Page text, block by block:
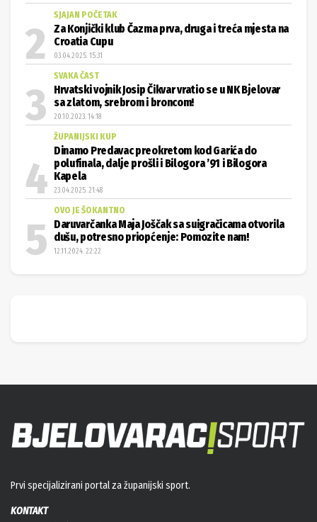
SJAJAN POČETAK
Za Konjički klub Čazma prva, druga i treća mjesta na
Croatia Cupu
03.04.2025. 15:31
SVAKA ČAST
Hrvatski vojnik Josip Čikvar vratio se u NK Bjelovar
sa zlatom, srebrom i broncom!
20.10.2023. 14:18
ŽUPANIJSKI KUP
Dinamo Predavac preokretom kod Garića do
polufinala, dalje prošli i Bilogora ’91 i Bilogora
Kapela
23.04.2025. 21:48
OVO JE ŠOKANTNO
Daruvarčanka Maja Joščak sa suigračicama otvorila
dušu, potresno priopćenje: Pomozite nam!
12.11.2024. 22:22
Prvi specijalizirani portal za županijski sport.
KONTAKT